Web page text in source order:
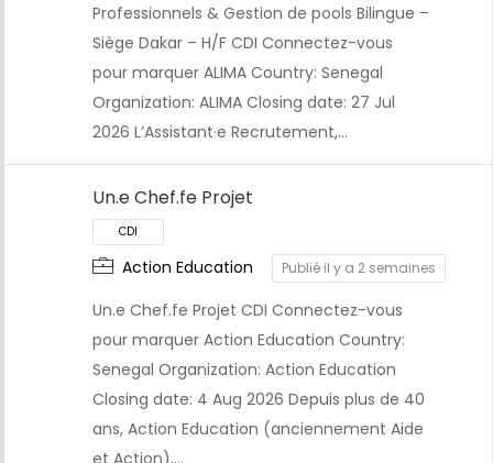
CDI
Professionnels & Gestion de pools Bilingue –
Siège Dakar – H/F CDI Connectez-vous
pour marquer ALIMA Country: Senegal
Organization: ALIMA Closing date: 27 Jul
2026 L’Assistant·e Recrutement,…
Un.e Chef.fe Projet
Action Education Publié il y a 2 semaines
Un.e Chef.fe Projet CDI Connectez-vous
pour marquer Action Education Country:
Senegal Organization: Action Education
Closing date: 4 Aug 2026 Depuis plus de 40
ans, Action Education (anciennement Aide